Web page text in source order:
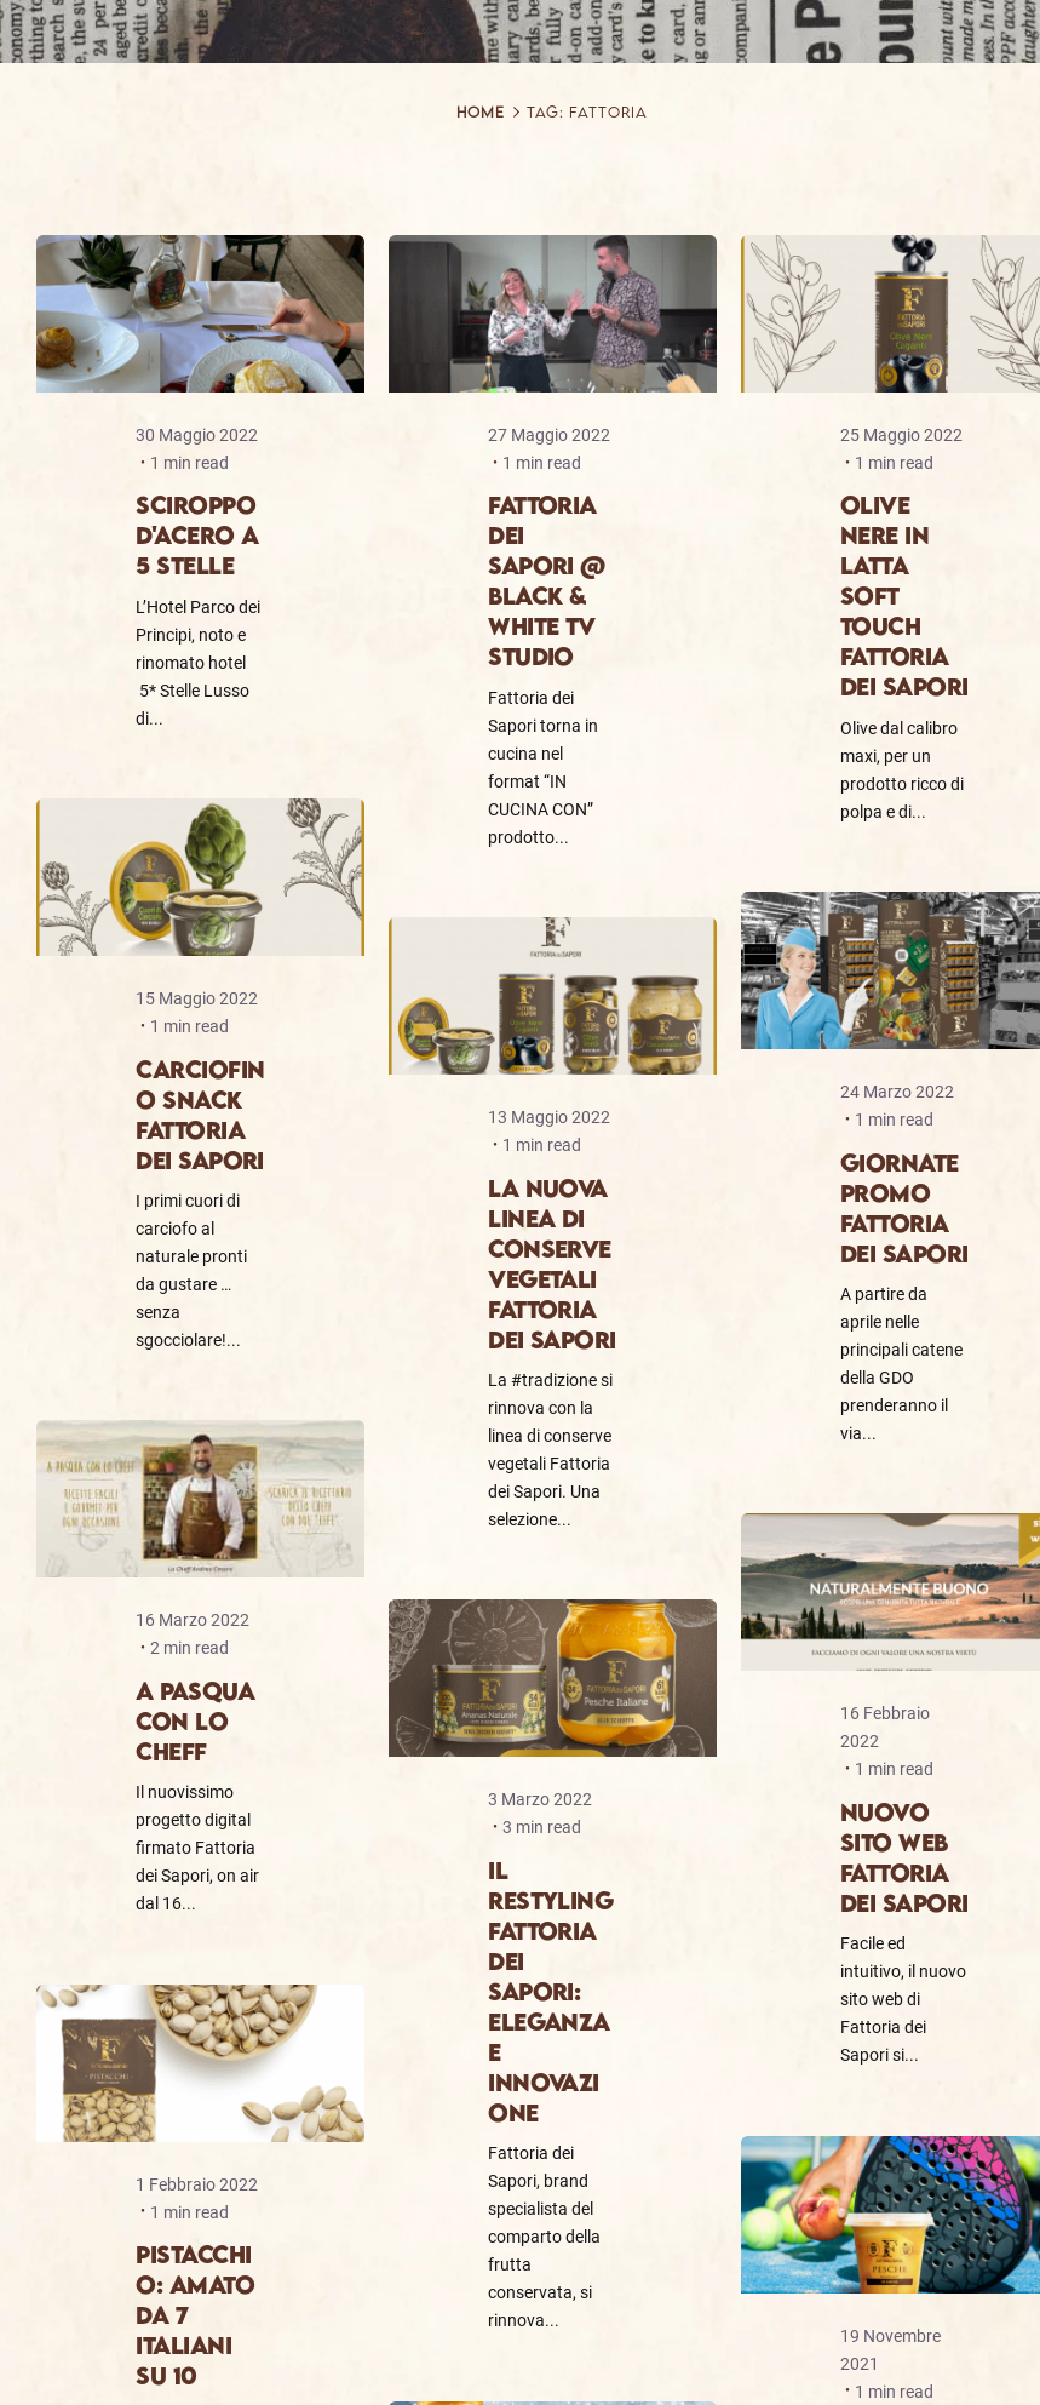
Home Tag: fattoria
30 Maggio 2022
1 min read
SCIROPPO
D'ACERO A
5 STELLE
L’Hotel Parco dei
Principi, noto e
rinomato hotel
5* Stelle Lusso
di...
27 Maggio 2022
1 min read
FATTORIA
DEI
SAPORI @
BLACK &
WHITE TV
STUDIO
Fattoria dei
Sapori torna in
cucina nel
format “IN
CUCINA CON”
prodotto...
25 Maggio 2022
1 min read
OLIVE
NERE IN
LATTA
SOFT
TOUCH
FATTORIA
DEI SAPORI
Olive dal calibro
maxi, per un
prodotto ricco di
polpa e di...
15 Maggio 2022
1 min read
CARCIOFIN
O SNACK
FATTORIA
DEI SAPORI
I primi cuori di
carciofo al
naturale pronti
da gustare …
senza
sgocciolare!...
13 Maggio 2022
1 min read
LA NUOVA
LINEA DI
CONSERVE
VEGETALI
FATTORIA
DEI SAPORI
La #tradizione si
rinnova con la
linea di conserve
vegetali Fattoria
dei Sapori. Una
selezione...
24 Marzo 2022
1 min read
GIORNATE
PROMO
FATTORIA
DEI SAPORI
A partire da
aprile nelle
principali catene
della GDO
prenderanno il
via...
16 Marzo 2022
2 min read
A PASQUA
CON LO
CHEFF
Il nuovissimo
progetto digital
firmato Fattoria
dei Sapori, on air
dal 16...
3 Marzo 2022
3 min read
IL
RESTYLING
FATTORIA
DEI
SAPORI:
ELEGANZA
E
INNOVAZI
ONE
Fattoria dei
Sapori, brand
specialista del
comparto della
frutta
conservata, si
rinnova...
16 Febbraio
2022
1 min read
NUOVO
SITO WEB
FATTORIA
DEI SAPORI
Facile ed
intuitivo, il nuovo
sito web di
Fattoria dei
Sapori si...
1 Febbraio 2022
1 min read
PISTACCHI
O: AMATO
DA 7
ITALIANI
SU 10
19 Novembre
2021
1 min read